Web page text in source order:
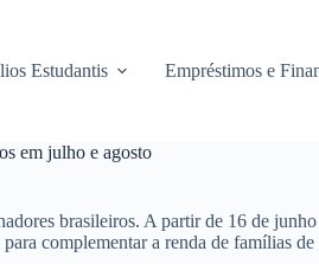
Estudantis Empréstimos e
em julho e agosto
brasileiros. A partir de 16 de
complementar a renda de famílias